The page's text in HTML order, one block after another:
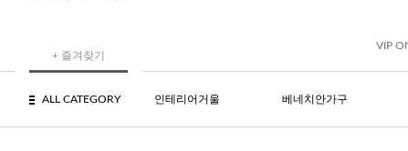
+ 즐겨찾기
VIP
ALL CATEGORY 인테리어거울 베네치안가구